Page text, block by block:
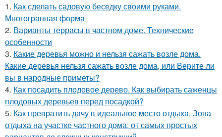
1. Как сделать садовую беседку своими руками.
Многогранная форма
2. Варианты террасы в частном доме. Технические
особенности
3. Какие деревья можно и нельзя сажать возле дома.
Какие деревья нельзя сажать возле дома, или Верите ли
вы в народные приметы?
4. Как посадить плодовое дерево. Как выбирать саженцы
плодовых деревьев перед посадкой?
5. Как превратить дачу в идеальное место отдыха. Зона
отдыха на участке частного дома: от самых простых